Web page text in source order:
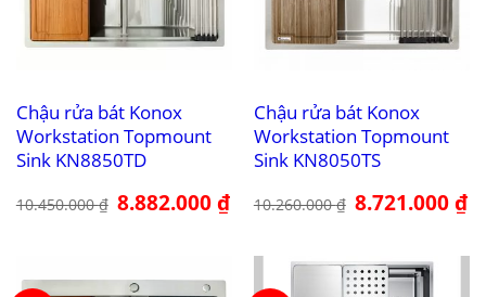
Chậu rửa bát Konox
Workstation Topmount
Sink KN8850TD
10.450.000₫ Giá
gốc
8.882.000₫Giá
hiện
8.882.000 ₫.
Chậu rửa bát Konox
Workstation Topmount
Sink KN8050TS
10.260.000₫ Giá
gốc
8.721.000₫